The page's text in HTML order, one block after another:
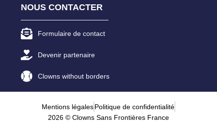
NOUS CONTACTER
Formulaire de contact
Devenir partenaire
Clowns without borders
Mentions légalesPolitique de confidentialité
2026 © Clowns Sans Frontières France